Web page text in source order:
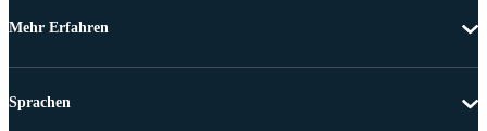
Mehr Erfahren
Sprachen